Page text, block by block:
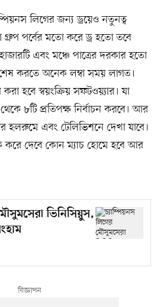
লিগের জন্য ড্রয়েও নতুনত্ব
পর্বের মতো করে ড্র হতো তবে
এবং মঞ্চে পাত্রের দরকার হতো
করতে অনেক লম্বা সময় লাগত।
হবে স্বয়ংক্রিয় সফটওয়্যার। যা
৮টি প্রতিপক্ষ নির্বাচন করবে। আর
হলরুমে এবং টেলিভিশনে দেখা যাবে।
করে দেবে কোন ম্যাচ হোমে হবে আর
ভিনিসিয়ুস,